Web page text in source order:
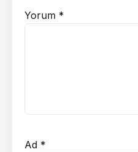
Yorum *
Ad *